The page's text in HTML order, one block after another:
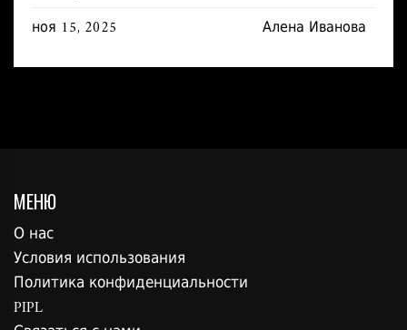
ноя 15, 2025 Алена Иванова
МЕНЮ
О нас
Условия использования
Политика конфиденциальности
PIPL